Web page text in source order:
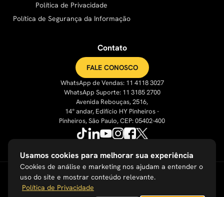
Política de Privacidade
Política de Segurança da Informação
Contato
FALE CONOSCO
WhatsApp de Vendas: 11 4118 3027
WhatsApp Suporte: 11 3185 2700
Avenida Rebouças, 2516,
14° andar, Edifício HY Pinheiros -
Pinheiros, São Paulo, CEP: 05402-400
Usamos cookies para melhorar sua experiência
Cookies de análise e marketing nos ajudam a entender o
uso do site e mostrar conteúdo relevante.
Política de Privacidade